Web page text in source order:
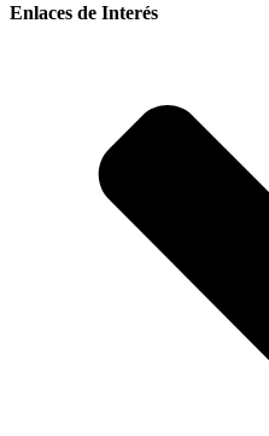
Enlaces de Interés